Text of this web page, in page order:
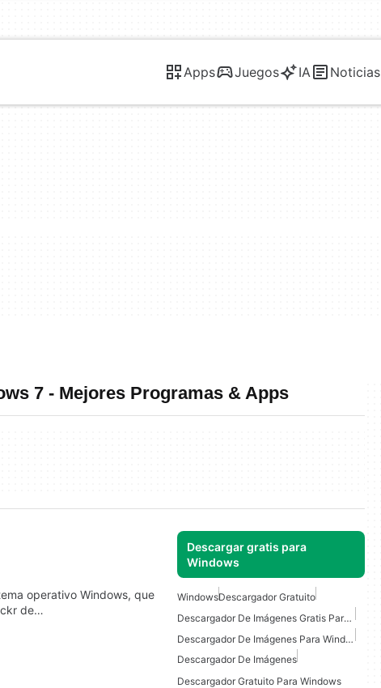
Apps Juegos IA Noticias
7 - Mejores Programas & Apps
Descargar gratis para
Windows
operativo Windows, que
de…
WindowsDescargador Gratuito
Descargador De Imágenes Gratis Para Windows
Descargador De Imágenes Para Windows 7
Descargador De Imágenes
Descargador Gratuito Para Windows